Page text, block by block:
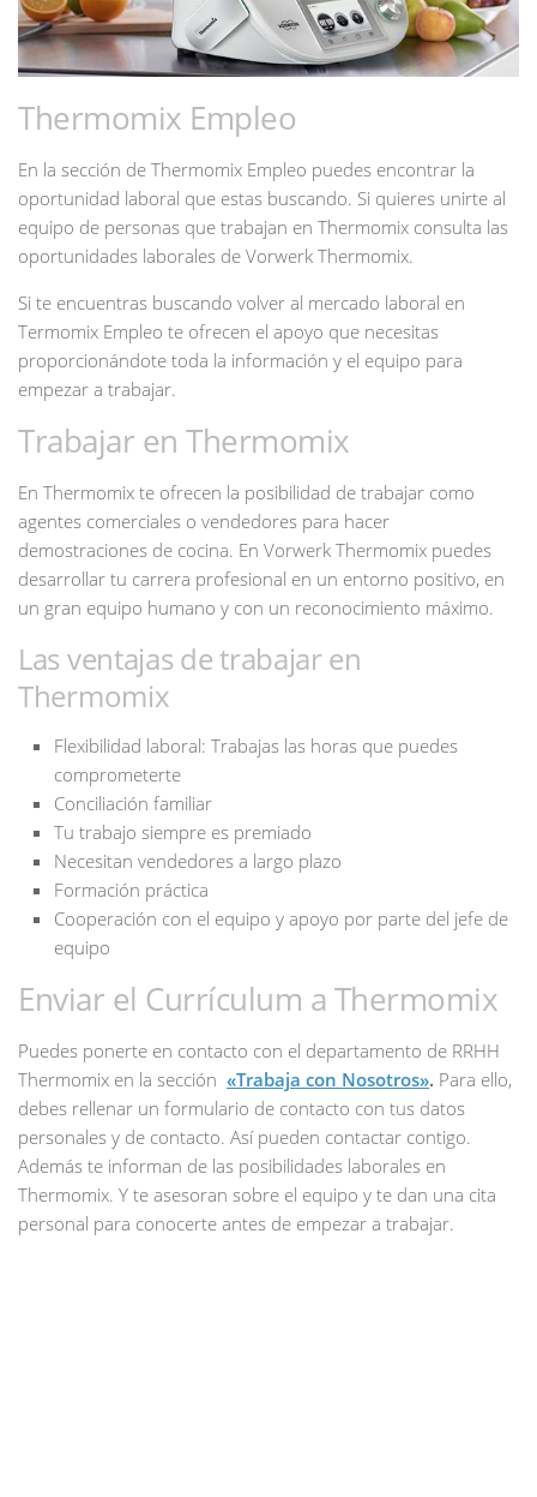
Thermomix Empleo
En la sección de Thermomix Empleo puedes encontrar la
oportunidad laboral que estas buscando. Si quieres unirte al
equipo de personas que trabajan en Thermomix consulta las
oportunidades laborales de Vorwerk Thermomix.
Si te encuentras buscando volver al mercado laboral en
Termomix Empleo te ofrecen el apoyo que necesitas
proporcionándote toda la información y el equipo para
empezar a trabajar.
Trabajar en Thermomix
En Thermomix te ofrecen la posibilidad de trabajar como
agentes comerciales o vendedores para hacer
demostraciones de cocina. En Vorwerk Thermomix puedes
desarrollar tu carrera profesional en un entorno positivo, en
un gran equipo humano y con un reconocimiento máximo.
Las ventajas de trabajar en
Thermomix
Flexibilidad laboral: Trabajas las horas que puedes
comprometerte
Conciliación familiar
Tu trabajo siempre es premiado
Necesitan vendedores a largo plazo
Formación práctica
Cooperación con el equipo y apoyo por parte del jefe de
equipo
Enviar el Currículum a Thermomix
Puedes ponerte en contacto con el departamento de RRHH
Thermomix en la sección «Trabaja con Nosotros». Para ello,
debes rellenar un formulario de contacto con tus datos
personales y de contacto. Así pueden contactar contigo.
Además te informan de las posibilidades laborales en
Thermomix. Y te asesoran sobre el equipo y te dan una cita
personal para conocerte antes de empezar a trabajar.